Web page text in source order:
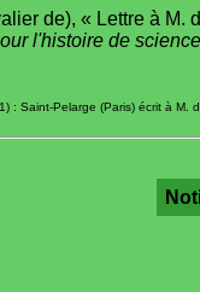
de), « Lettre à M.
l'histoire de
: Saint-Pelarge (Paris) écrit à M.